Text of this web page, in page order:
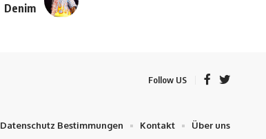
Denim
Follow US
Datenschutz Bestimmungen Kontakt Über uns